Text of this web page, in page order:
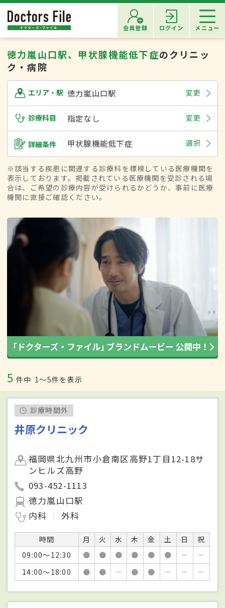
会員登録 ログイン メニュー
徳力嵐山口駅、甲状腺機能低下症のクリニッ
ク・病院
エリア・駅 徳力嵐山口駅 変更
診療科目 指定なし 変更
詳細条件 甲状腺機能低下症 選択
※該当する疾患に関連する診療科を標榜している医療機関を
表示しております。掲載されている医療機関を受診される場
合は、ご希望の診療内容が受けられるかどうか、事前に医療
機関に直接ご確認ください。
5 件中 1〜5件を表示
診療時間外
井原クリニック
福岡県北九州市小倉南区高野1丁目12-18サ
ンヒルズ高野
093-452-1113
徳力嵐山口駅
内科
外科
時間 月 火 水 木 金 土 日
祝
09:00～12:30
● ● ● ● ● ● －
－
14:00～18:00
● ● － ● ● － － －